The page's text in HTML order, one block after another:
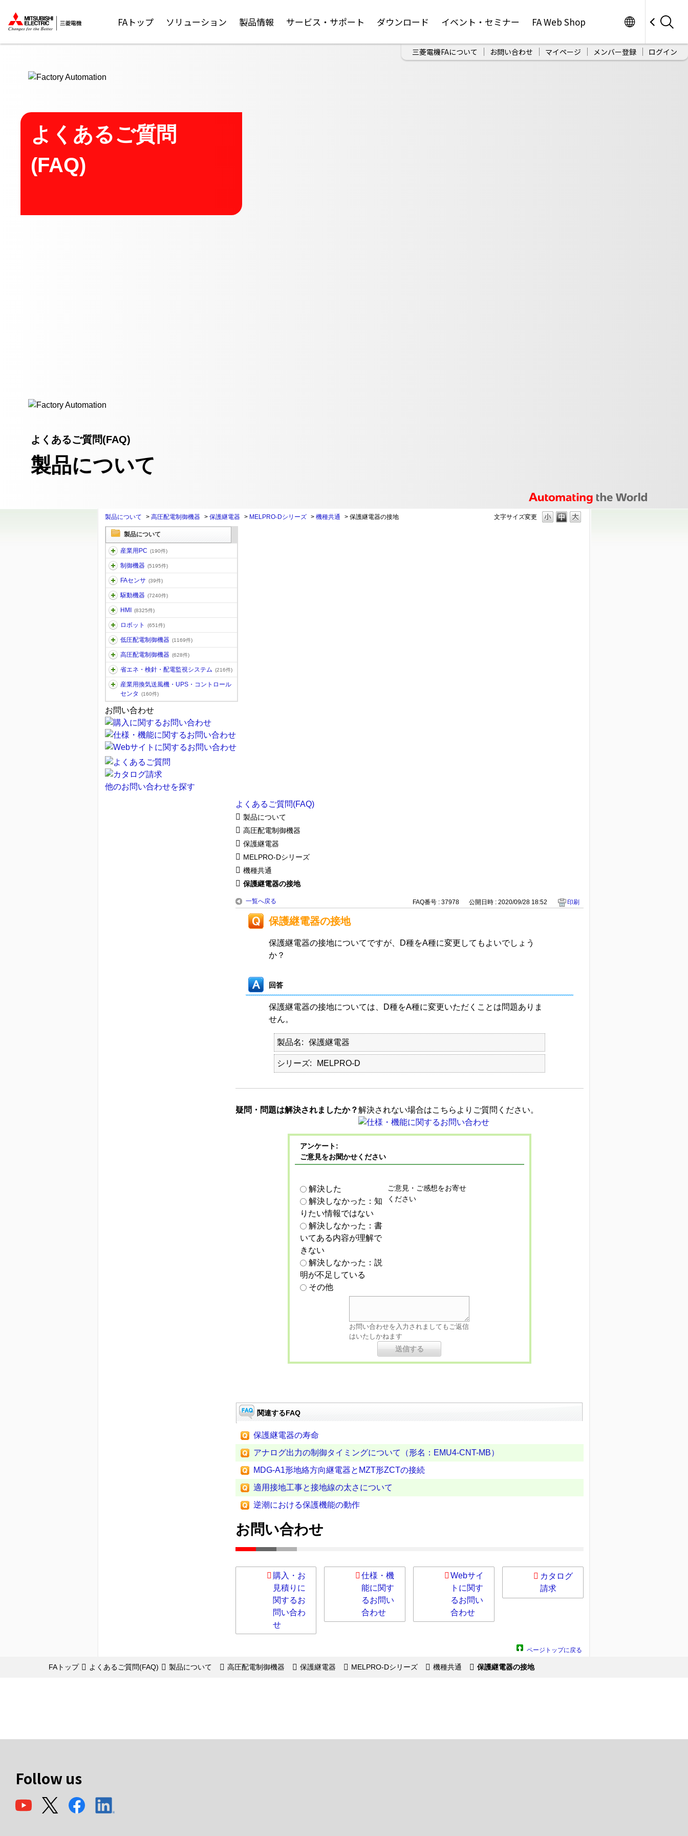
FAトップ ソリューション 製品情報 サービス・サポート ダウンロード イベント・セミナー FA Web Shop
三菱電機FAについて お問い合わせ マイページ メンバー登録 ログイン
よくあるご質問
(FAQ)
よくあるご質問(FAQ)
製品について
文字サイズ変更
製品について > 高圧配電制御機器 > 保護継電器 > MELPRO-Dシリーズ > 機種共通 > 保護継電器の接地
製品について
産業用PC (190件)
制御機器 (5195件)
FAセンサ (39件)
駆動機器 (7240件)
HMI (8325件)
ロボット (651件)
低圧配電制御機器 (1169件)
高圧配電制御機器 (628件)
省エネ・検針・配電監視システム (216件)
産業用換気送風機・UPS・コントロール
センタ
(160件)
お問い合わせ
他のお問い合わせを探す
よくあるご質問(FAQ)
製品について
高圧配電制御機器
保護継電器
MELPRO-Dシリーズ
機種共通
保護継電器の接地
一覧へ戻る FAQ番号 : 37978 公開日時 : 2020/09/28 18:52 印刷
保護継電器の接地
保護継電器の接地についてですが、D種をA種に変更してもよいでしょう
か？
回答
保護継電器の接地については、D種をA種に変更いただくことは問題ありま
せん。
製品名 保護継電器
シリーズ MELPRO-D
疑問・問題は解決されましたか？解決されない場合はこちらよりご質問ください。
アンケート:
ご意見をお聞かせください
解決した
解決しなかった：知
りたい情報ではない
解決しなかった：書
いてある内容が理解で
きない
解決しなかった：説
明が不足している
その他
ご意見・ご感想をお寄せ
ください
お問い合わせを入力されましてもご返信
はいたしかねます
関連するFAQ
保護継電器の寿命
アナログ出力の制御タイミングについて（形名：EMU4-CNT-MB）
MDG-A1形地絡方向継電器とMZT形ZCTの接続
適用接地工事と接地線の太さについて
逆潮における保護機能の動作
お問い合わせ
購入・お
見積りに
関するお
問い合わ
せ
仕様・機
能に関す
るお問い
合わせ
Webサイ
トに関す
るお問い
合わせ
カタログ
請求
ページトップに戻る
FAトップ よくあるご質問(FAQ) 製品について 高圧配電制御機器 保護継電器 MELPRO-Dシリーズ 機種共通 保護継電器の接地
Follow us